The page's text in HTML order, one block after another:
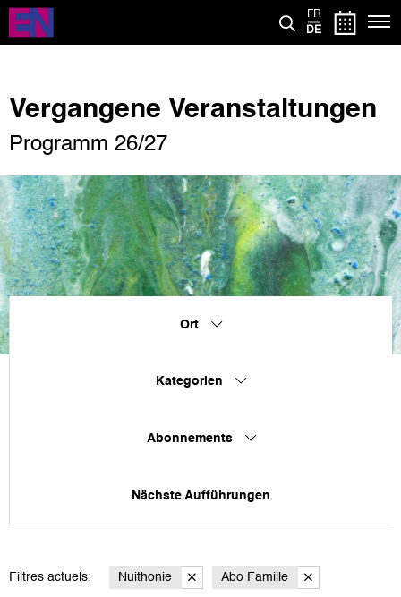
Direkt
zum
Inhalt
FR
DE
Vergangene Veranstaltungen
Programm 26/27
Ort
Kategorien
Abonnements
Nächste Aufführungen
Filtres actuels: Nuithonie Abo Famille